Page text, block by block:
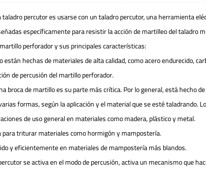
percutor es usarse con un taladro percutor, una herramienta
específicamente para resistir la acción de martilleo del
perforador y sus principales características:
hechas de materiales de alta calidad, como acero endurecido,
de percusión del martillo perforador.
broca de martillo es su parte más crítica. Por lo general, está
formas, según la aplicación y el material que se esté taladrando.
de uso general en materiales como madera, plástico y metal.
para triturar materiales como hormigón y mampostería.
y eficientemente en materiales de mampostería más blandos.
se activa en el modo de percusión, activa un mecanismo que